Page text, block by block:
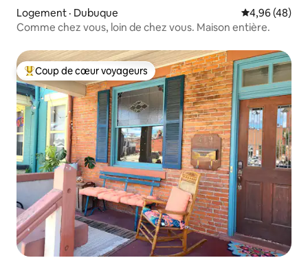
Logement · Dubuque Note
4,96 (48)
Comme chez vous, loin de chez vous. Maison entière.
Coup de cœur voyageurs parmi les plus aimés
Coup de cœur voyageurs